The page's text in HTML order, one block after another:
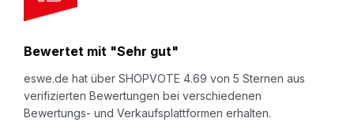
Bewertet mit "Sehr gut"
eswe.de hat über SHOPVOTE 4.69 von 5 Sternen aus
verifizierten Bewertungen bei verschiedenen
Bewertungs- und Verkaufsplattformen erhalten.